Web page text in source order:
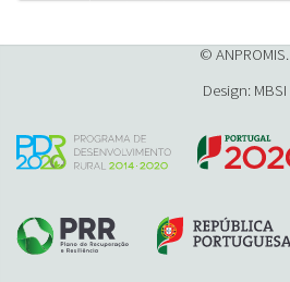
© ANPROMIS.
Design: MBSI